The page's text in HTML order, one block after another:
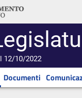
12/10/2022
Documenti